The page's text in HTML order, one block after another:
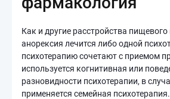
Как и другие расстройства пищевого
анорексия лечится либо одной
психотерапию сочетают с приемом
используется когнитивная или
разновидности психотерапии, в
применяется семейная